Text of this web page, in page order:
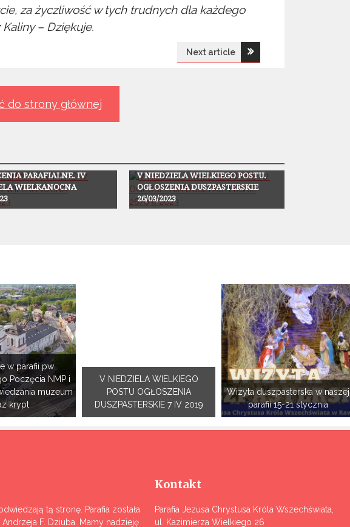
za życzliwość w tych trudnych dla każdego
– Dziękuje.
Next article
do strony głównej
PARAFIALNE. IV
WIELKANOCNA
V NIEDZIELA WIELKIEGO POSTU.
OGŁOSZENIA DUSZPASTERSKIE
26/03/2023
w parafii pw.
Poczęcia NMP i
muzeum
krypt
V NIEDZIELA WIELKIEGO
POSTU OGŁOSZENIA
DUSZPASTERSKIE 7 IV 2019
Wizyta duszpasterska w naszej
parafii 15-21 stycznia
tą stronę. Parafia została
F. Dziuba. Mamy nadzieję
Kontakt
Parafia Jezusa Chrystusa Króla Wszechświata,
ul. Kazimierza Wielkiego 26